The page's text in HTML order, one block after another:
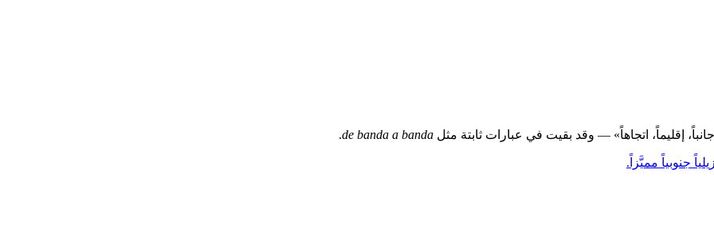
إقليماً، اتجاهاً» — وقد بقيت في عبارات ثابتة مثل de banda a banda
.
جنوبياً مميَّزاً.